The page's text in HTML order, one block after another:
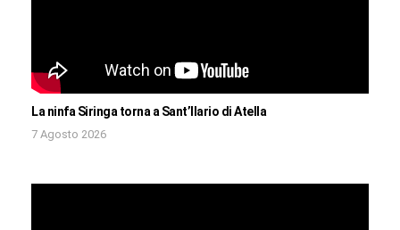
La ninfa Siringa torna a Sant’Ilario di Atella
7 Agosto 2026